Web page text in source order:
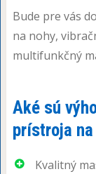
Bude pre vás
na nohy,
multifunkčný
Aké sú
prístroja na
Kvalitný